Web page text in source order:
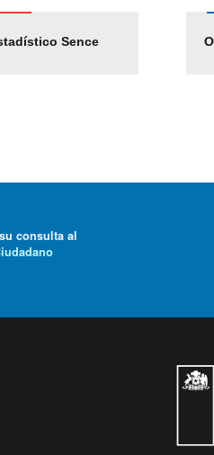
Sence
Solicitud Audiencias
consulta al